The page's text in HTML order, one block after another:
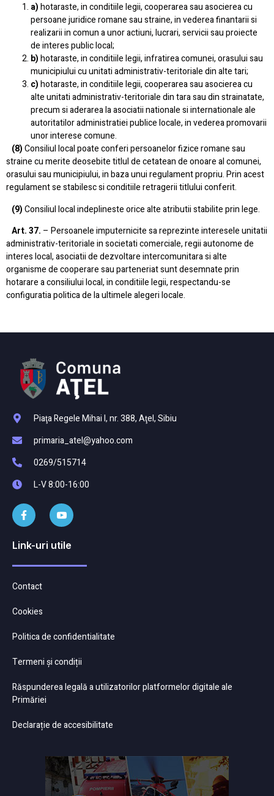
a)hotaraste, in conditiile legii, cooperarea sau asocierea cu
persoane juridice romane sau straine, in vederea finantarii si
realizarii in comun a unor actiuni, lucrari, servicii sau proiecte
de interes public local;
b)hotaraste, in conditiile legii, infratirea comunei, orasului sau
municipiului cu unitati administrativ-teritoriale din alte tari;
c)hotaraste, in conditiile legii, cooperarea sau asocierea cu
alte unitati administrativ-teritoriale din tara sau din strainatate,
precum si aderarea la asociatii nationale si internationale ale
autoritatilor administratiei publice locale, in vederea promovarii
unor interese comune.
(8)Consiliul local poate conferi persoanelor fizice romane sau
straine cu merite deosebite titlul de cetatean de onoare al comunei,
orasului sau municipiului, in baza unui regulament propriu. Prin acest
regulament se stabilesc si conditiile retragerii titlului conferit.
(9)Consiliul local indeplineste orice alte atributii stabilite prin lege.
Art. 37. – Persoanele imputernicite sa reprezinte interesele unitatii
administrativ-teritoriale in societati comerciale, regii autonome de
interes local, asociatii de dezvoltare intercomunitara si alte
organisme de cooperare sau parteneriat sunt desemnate prin
hotarare a consiliului local, in conditiile legii, respectandu-se
configuratia politica de la ultimele alegeri locale.
Piaţa Regele Mihai I, nr. 388, Aţel, Sibiu
primaria_atel@yahoo.com
0269/515714
L-V 8:00-16:00
Link-uri utile
Contact
Cookies
Politica de confidentialitate
Termeni și condiții
Răspunderea legală a utilizatorilor platformelor digitale ale
Primăriei
Declarație de accesibilitate